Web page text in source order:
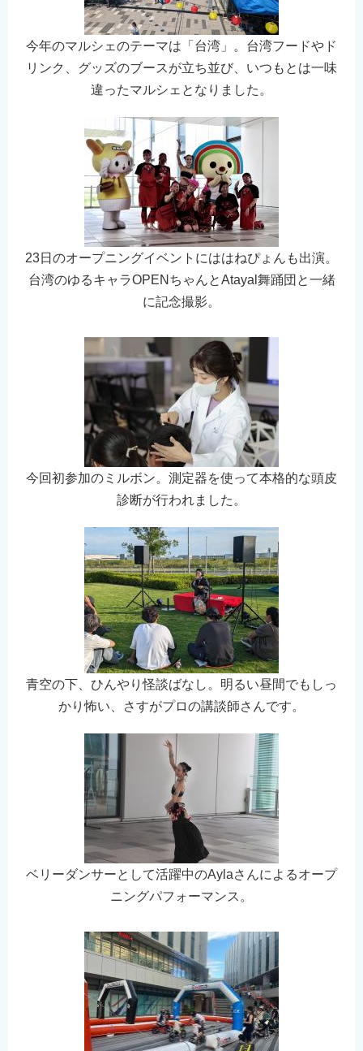
今年のマルシェのテーマは「台湾」。台湾フードやド
リンク、グッズのブースが立ち並び、いつもとは一味
違ったマルシェとなりました。
23日のオープニングイベントにははねぴょんも出演。
台湾のゆるキャラOPENちゃんとAtayal舞踊団と一緒
に記念撮影。
今回初参加のミルボン。測定器を使って本格的な頭皮
診断が行われました。
青空の下、ひんやり怪談ばなし。明るい昼間でもしっ
かり怖い、さすがプロの講談師さんです。
ベリーダンサーとして活躍中のAylaさんによるオープ
ニングパフォーマンス。